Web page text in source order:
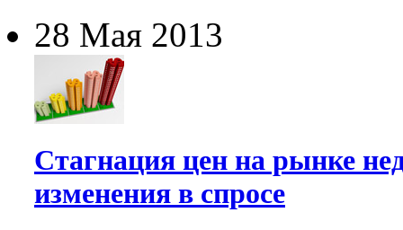
28 Мая 2013
Стагнация цен на рынке
изменения в спросе